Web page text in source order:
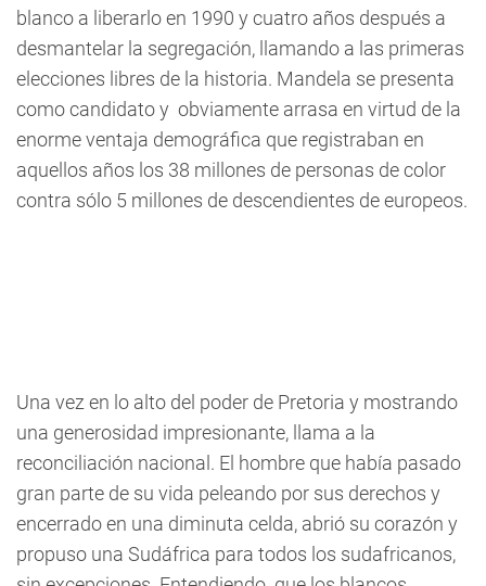
blanco a liberarlo en 1990 y cuatro años después a
desmantelar la segregación, llamando a las primeras
elecciones libres de la historia. Mandela se presenta
como candidato y obviamente arrasa en virtud de la
enorme ventaja demográfica que registraban en
aquellos años los 38 millones de personas de color
contra sólo 5 millones de descendientes de europeos.
Una vez en lo alto del poder de Pretoria y mostrando
una generosidad impresionante, llama a la
reconciliación nacional. El hombre que había pasado
gran parte de su vida peleando por sus derechos y
encerrado en una diminuta celda, abrió su corazón y
propuso una Sudáfrica para todos los sudafricanos,